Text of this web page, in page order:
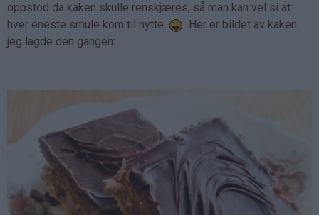
oppstod da kaken skulle renskjæres, så man kan vel si at
hver eneste smule kom til nytte.
Her er bildet av kaken
jeg lagde den gangen: